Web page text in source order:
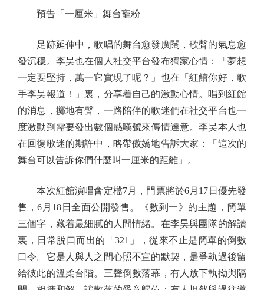
預告「一厘米」舞台寵粉
足跡延伸中，歌唱的舞台愈發廣闊，歌聲的氣息愈
發沉穩。李昊也在個人社交平台發布獨家心情：「夢想
一定要堅持，萬一它實現了呢？」也在「紅館你好，歌
手李昊報道！」裏，分享着自己的激動心情。唱到紅館
的消息，擲地有聲，一路陪伴的歌迷們在社交平台也一
度激動到需要發出數個感嘆號來傳情達意。李昊本人也
在回復歌迷的期許中，略帶傲嬌地告訴大家：「這次的
舞台可以告訴你們什麼叫一厘米的距離」。
本次紅館演唱會定檔7月，門票將於6月17日優先發
售，6月18日全面公開發售。《數到一》的主題，簡單
三個字，藏着最細膩的人間情緒。在李昊與團隊的解讀
裏，日常脫口而出的「321」，從來不止是簡單的倒數
口令。它是人與人之間心照不宣的默契，是爭執過後留
給彼此的溫柔台階。三聲倒數落幕，有人放下執拗與隔